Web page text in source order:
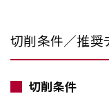
切削条件／推奨
切削条件